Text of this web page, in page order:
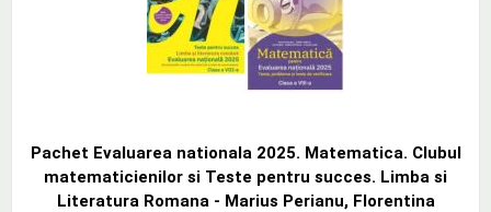
Pachet Evaluarea nationala 2025. Matematica. Clubul
matematicienilor si Teste pentru succes. Limba si
Literatura Romana - Marius Perianu, Florentina